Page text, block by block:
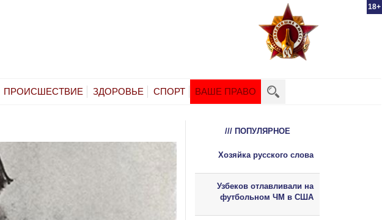
18+
ПРОИСШЕСТВИЕ ЗДОРОВЬЕ СПОРТ ВАШЕ ПРАВО
/// ПОПУЛЯРНОЕ
Хозяйка русского слова
Узбеков отлавливали на
футбольном ЧМ в США